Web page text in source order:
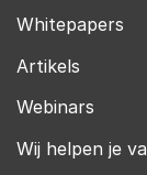
Whitepapers
Artikels
Webinars
Wij helpen je